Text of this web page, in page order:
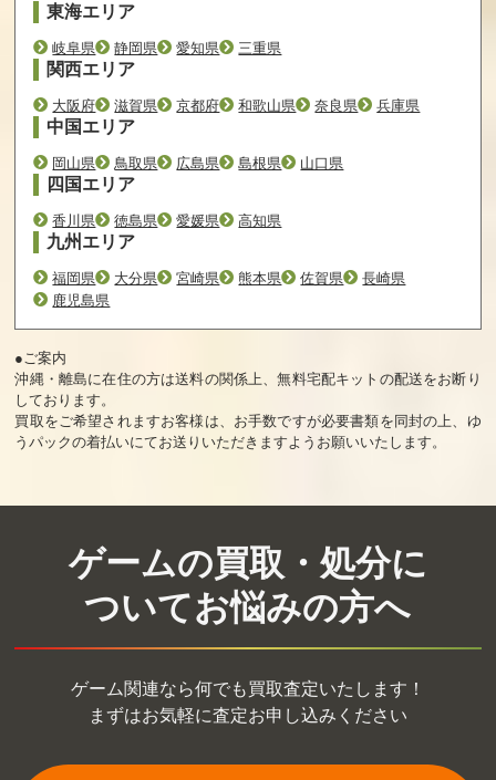
東海エリア
岐阜県 静岡県 愛知県 三重県
関西エリア
大阪府 滋賀県 京都府 和歌山県 奈良県 兵庫県
中国エリア
岡山県 鳥取県 広島県 島根県 山口県
四国エリア
香川県 徳島県 愛媛県 高知県
九州エリア
福岡県 大分県 宮崎県 熊本県 佐賀県
長崎県
鹿児島県
●ご案内
沖縄・離島に在住の方は送料の関係上、無料宅配キットの配送をお断り
しております。
買取をご希望されますお客様は、お手数ですが必要書類を同封の上、ゆ
うパックの着払いにてお送りいただきますようお願いいたします。
ゲームの買取・処分に
ついてお悩みの方へ
ゲーム関連なら何でも買取査定いたします！
まずはお気軽に査定お申し込みください